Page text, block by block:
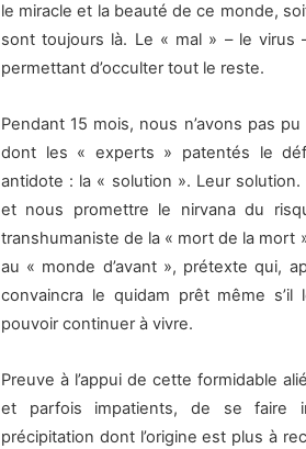
le miracle et la beauté de ce monde,
sont toujours là. Le « mal » – le virus
permettant d’occulter tout le reste.
Pendant 15 mois, nous n’avons pas
dont les « experts » patentés le
antidote : la « solution ». Leur
et nous promettre le nirvana du
transhumaniste de la « mort de la mort
au « monde d’avant », prétexte qui,
convaincra le quidam prêt même
pouvoir continuer à vivre.
Preuve à l’appui de cette formidable
et parfois impatients, de se faire
précipitation dont l’origine est plus à